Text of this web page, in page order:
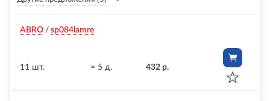
ABRO / sp084lamre
11 шт. ≈ 5 д. 432 р.